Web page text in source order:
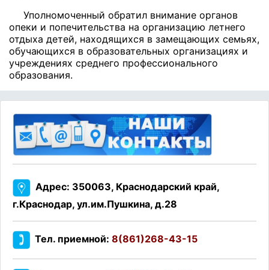
Уполномоченный обратил внимание органов
опеки и попечительства на организацию летнего
отдыха детей, находящихся в замещающих семьях,
обучающихся в образовательных организациях и
учреждениях среднего профессионального
образования.
Адрес: 350063, Краснодарский край,
г.Краснодар, ул.им.Пушкина, д.28
Тел. приемной: 8(861)268-43-15